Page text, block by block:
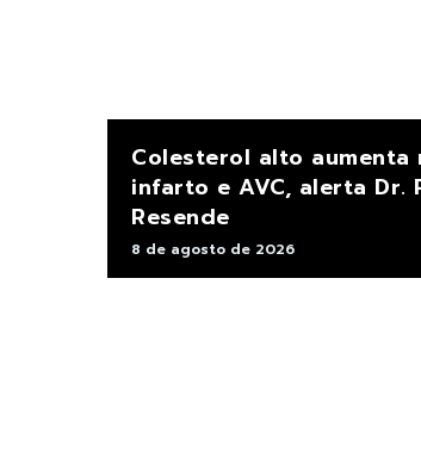
Colesterol alto aumenta
infarto e AVC, alerta Dr.
Resende
8 de agosto de 2026